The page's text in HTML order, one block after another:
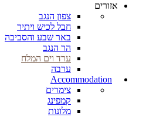
אזורים
צפון הנגב
חבל לכיש ויתיר
באר שבע והסביבה
הר הנגב
ערד וים המלח
ערבה
Accommodation
צימרים
קמפינג
מלונות